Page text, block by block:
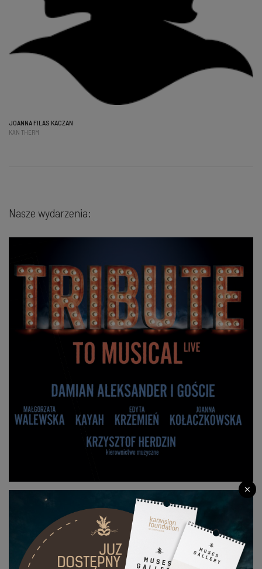
JOANNA FILAS KACZAN
KAN THERM
Nasze wydarzenia:
FILHARMONII PODLASKIEJ.